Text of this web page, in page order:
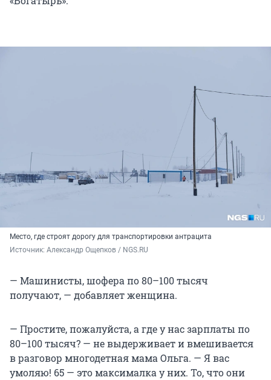
Место, где строят дорогу для транспортировки антрацита
Источник: Александр Ощепков / NGS.RU
— Машинисты, шофера по 80–100 тысяч
получают, — добавляет женщина.
— Простите, пожалуйста, а где у нас зарплаты по
80–100 тысяч? — не выдерживает и вмешивается
в разговор многодетная мама Ольга. — Я вас
умоляю! 65 — это максималка у них. То, что они